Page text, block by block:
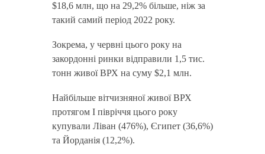
$18,6 млн, що на 29,2% більше, ніж за
такий самий період 2022 року.
Зокрема, у червні цього року на
закордонні ринки відправили 1,5 тис.
тонн живої ВРХ на суму $2,1 млн.
Найбільше вітчизняної живої ВРХ
протягом І півріччя цього року
купували Ліван (476%), Єгипет (36,6%)
та Йорданія (12,2%).